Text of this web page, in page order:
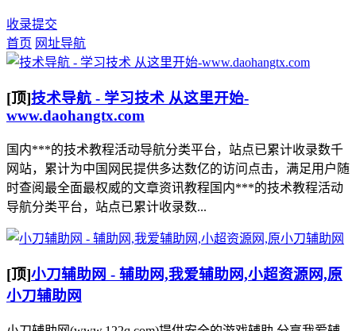
收录提交
首页 网址导航
[顶]技术导航 - 学习技术 从这里开始-
www.daohangtx.com
国内***的技术教程活动导航分类平台，站点已累计收录数千
网站，累计为中国网民提供多达数亿的访问点击，满足用户随
时查阅最全面最权威的文章资讯教程国内***的技术教程活动
导航分类平台，站点已累计收录数...
[顶]小刀辅助网 - 辅助网,我爱辅助网,小超资源网,原
小刀辅助网